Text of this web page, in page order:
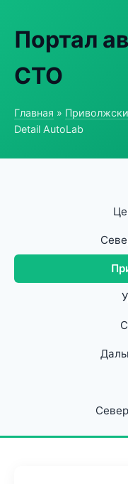
Портал
СТО
Главная »
Detail AutoLab